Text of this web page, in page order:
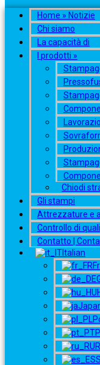
Home » Notizie
Chi siamo
La capacità di
I prodotti »
Chiodi
Gli stampi
Attrezzature e
Controllo di
Contatto |
Italian